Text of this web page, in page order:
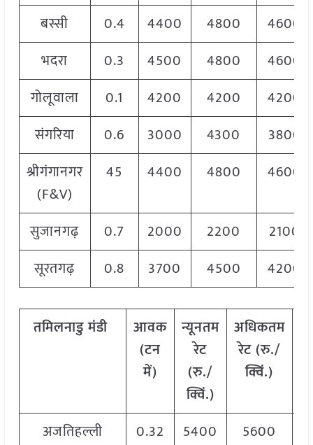
बस्सी 0.4 4400 4800
4600
भदरा
0.3 4500 4800
4600
गोलूवाला
0.1 4200 4200
4200
संगरिया
0.6 3000 4300
3800
श्रीगंगानगर
(F&V)
45 4400 4800 4600
सुजानगढ़ 0.7 2000 2200
2100
सूरतगढ़
0.8 3700 4500 4200
तमिलनाडु मंडी
आवक
(टन
में)
न्यूनतम
रेट
(रु./
क्विं.)
अधिकतम
रेट (रु./
क्विं.)
अजतिहल्ली 0.32 5400 5600